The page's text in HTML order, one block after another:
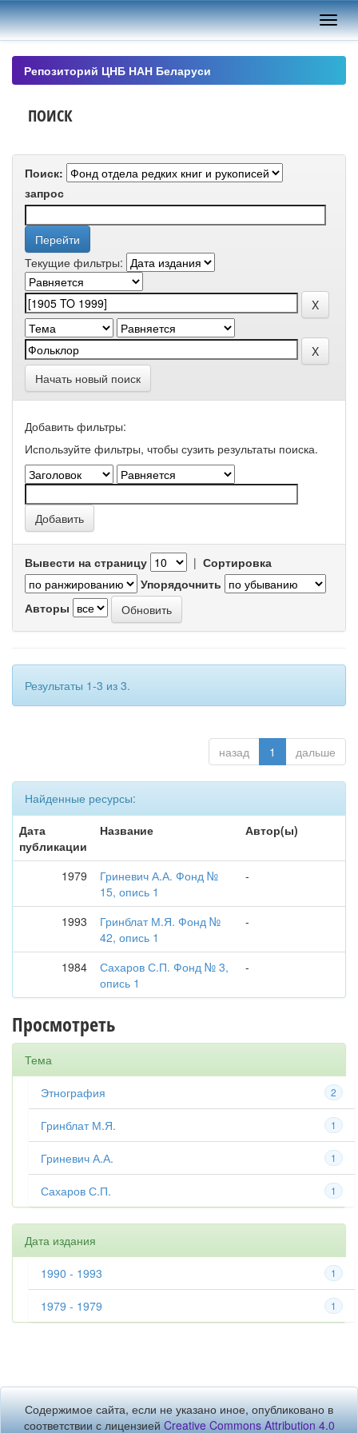
Skip
navigation
Репозиторий ЦНБ НАН Беларуси
ПОИСК
Поиск:
запрос
Текущие фильтры:
Начать новый поиск
Добавить фильтры:
Используйте фильтры, чтобы сузить результаты поиска.
Вывести на страницу | Сортировка
Упорядочнить
Авторы
Результаты 1-3 из 3.
назад 1 дальше
Найденные ресурсы:
Дата
публикации
Название Автор(ы)
1979
Гриневич А.А. Фонд №
15, опись 1
-
1993
Гринблат М.Я. Фонд №
42, опись 1
-
1984
Сахаров С.П. Фонд № 3,
опись 1
-
Просмотреть
Тема
2
Этнография
1
Гринблат М.Я.
1
Гриневич А.А.
1
Сахаров С.П.
Дата издания
1
1990 - 1993
1
1979 - 1979
Содержимое сайта, если не указано иное, опубликовано в
соответствии с лицензиейCreative Commons Attribution 4.0